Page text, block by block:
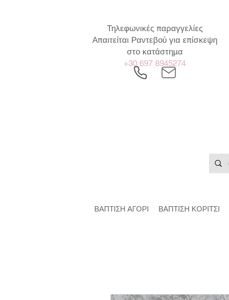
Τηλεφωνικές παραγγελίες
Απαιτείται Ραντεβού για επίσκεψη
στο κατάστημα
+30 697 8945274
ΒΑΠΤΙΣΗ ΑΓΟΡΙ ΒΑΠΤΙΣΗ ΚΟΡΙΤΣΙ